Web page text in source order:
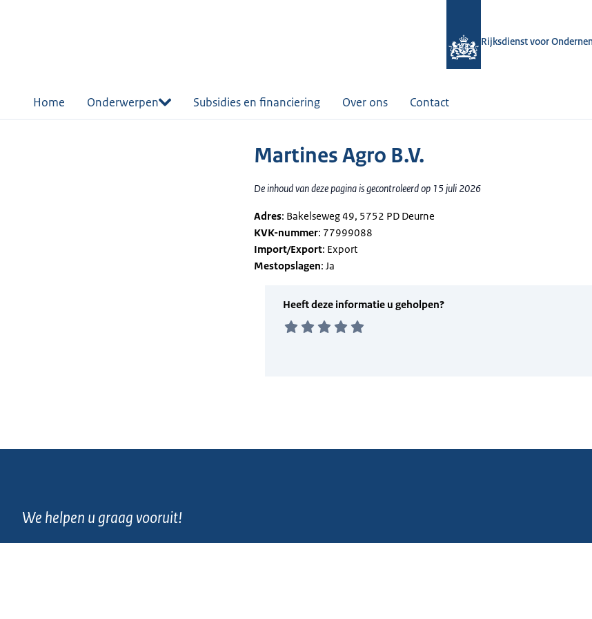
Rijksdienst voor
Home Onderwerpen Subsidies en financiering Over ons Contact
Martines Agro B.V.
De inhoud van deze pagina is gecontroleerd op 15 juli 2026
Adres: Bakelseweg 49, 5752 PD Deurne
KVK-nummer: 77999088
Import/Export: Export
Mestopslagen: Ja
We helpen u graag vooruit!